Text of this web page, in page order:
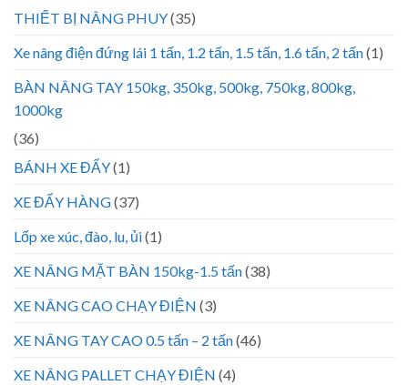
THIẾT BỊ NÂNG PHUY(35)
Xe nâng điện đứng lái 1 tấn, 1.2 tấn, 1.5 tấn, 1.6 tấn, 2 tấn(1)
BÀN NÂNG TAY 150kg, 350kg, 500kg, 750kg, 800kg,
1000kg
(36)
BÁNH XE ĐẨY(1)
XE ĐẨY HÀNG(37)
Lốp xe xúc, đào, lu, ủi(1)
XE NÂNG MẶT BÀN 150kg-1.5 tấn(38)
XE NÂNG CAO CHẠY ĐIỆN (3)
XE NÂNG TAY CAO 0.5 tấn – 2 tấn(46)
XE NÂNG PALLET CHẠY ĐIỆN (4)